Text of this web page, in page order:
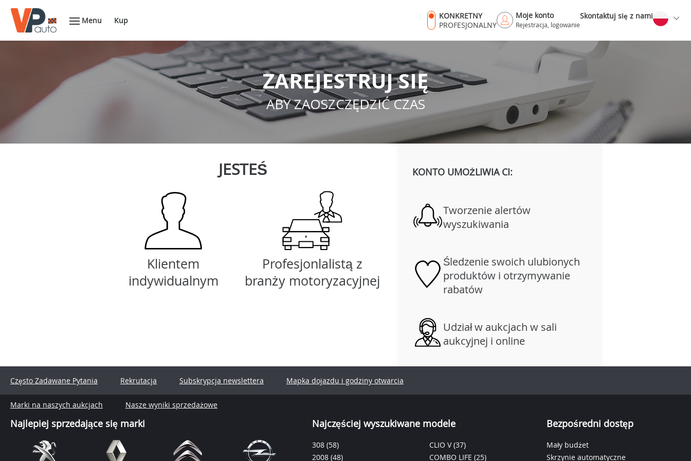
Menu Kup
KONKRETNY
PROFESJONALNY
Moje konto
Rejestracja, logowanie
Skontaktuj się z nami
ZAREJESTRUJ SIĘ
ABY ZAOSZCZĘDZIĆ CZAS
JESTEŚ
Klientem
indywidualnym
Profesjonlalistą z
branży motoryzacyjnej
KONTO UMOŻLIWIA CI:
Tworzenie alertów
wyszukiwania
Śledzenie swoich ulubionych
produktów i otrzymywanie
rabatów
Udział w aukcjach w sali
aukcyjnej i online
Często Zadawane Pytania Rekrutacja Subskrypcja newslettera Mapka dojazdu i godziny otwarcia
Marki na naszych aukcjach Nasze wyniki sprzedażowe
Najlepiej sprzedające się marki Najczęściej wyszukiwane modele
308 (58)
2008 (48)
CLIO V(37)
COMBO LIFE (25)
Bezpośredni dostęp
Mały budżet
Skrzynie automatyczne